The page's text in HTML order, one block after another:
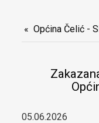
Općina Čelić -
05.06.2026
Stručna služba
Služba za